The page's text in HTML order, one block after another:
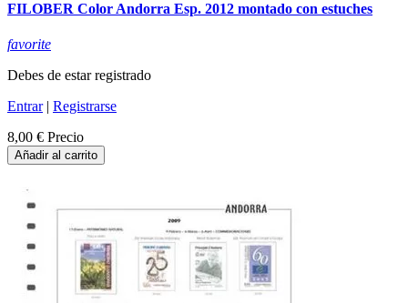
FILOBER Color Andorra Esp. 2012 montado con estuches
favorite
Debes de estar registrado
Entrar| Registrarse
8,00 € Precio
Añadir al carrito